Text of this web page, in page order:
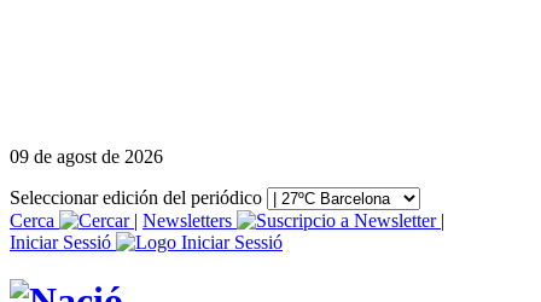
09 de agost de 2026
Seleccionar edición del periódico
Cerca
| Newsletters
|
Iniciar Sessió